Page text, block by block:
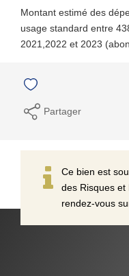
Montant estimé des
usage standard entre
2021,2022 et 2023
Partager
Ce bien est
des Risques et
rendez-vous